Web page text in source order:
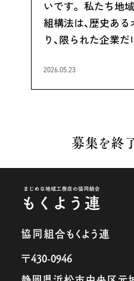
いです。 私たち地
組構法は、歴史あ
り、限られた企業
2026.05.23
募集を終
協同組合もくよう連
〒430-0946